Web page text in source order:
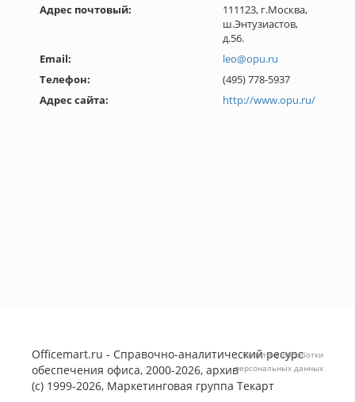
Адрес почтовый:
111123, г.Москва,
ш.Энтузиастов,
д.56.
Email:
leo@opu.ru
Телефон:
(495) 778-5937
Адрес сайта:
http://www.opu.ru/
Officemart.ru - Справочно-аналитический ресурс
обеспечения офиса, 2000-2026, архив
(с) 1999-2026, Маркетинговая группа Текарт
Политика обработки
персональных данных